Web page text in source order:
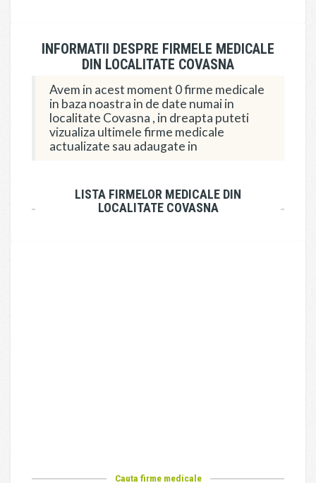
INFORMATII DESPRE FIRMELE MEDICALE
DIN LOCALITATE COVASNA
Avem in acest moment 0 firme medicale
in baza noastra in de date numai in
localitate Covasna , in dreapta puteti
vizualiza ultimele firme medicale
actualizate sau adaugate in
LISTA FIRMELOR MEDICALE DIN
LOCALITATE COVASNA
Cauta firme medicale